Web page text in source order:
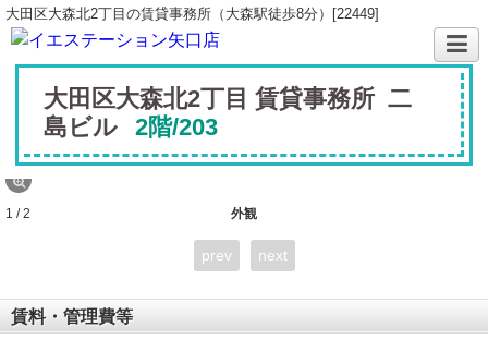
大田区大森北2丁目の賃貸事務所（大森駅徒歩8分）[22449]
大田区大森北2丁目 賃貸事務所 二
島ビル
2階/203
外観
1 / 2
prev next
賃料・管理費等